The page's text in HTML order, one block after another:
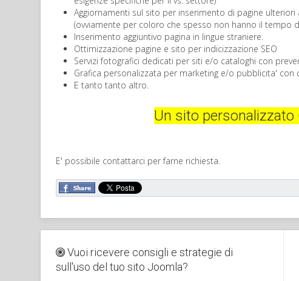
Aggiornamenti sul sito per inserimento di pagine
(ovviamente per coloro che spesso non hanno il tempo
Inserimento aggiuntivo pagina in lingue straniere.
Ottimizzazione pagine e sito per indicizzazione SEO
Servizi fotografici dedicati per siti e/o cataloghi con
Grafica personalizzata per marketing e/o pubblicita' con
E tanto tanto altro.
Un sito personalizzato
E' possibile contattarci per farne richiesta.
Vuoi ricevere consigli e strategie di
sull'uso del tuo sito Joomla?